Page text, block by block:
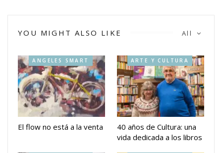
All
YOU MIGHT ALSO LIKE
ANGELES SMART
El flow no está a la venta
ARTE Y CULTURA
40 años de Cultura: una
vida dedicada a los libros